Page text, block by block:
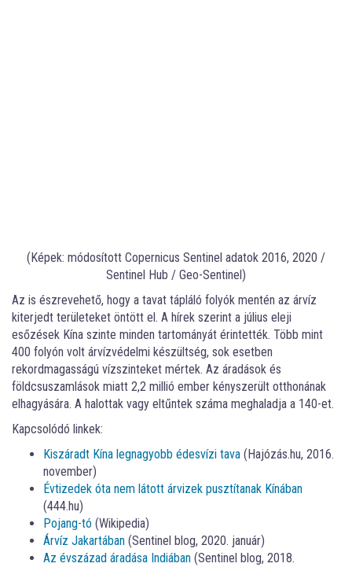
(Képek: módosított Copernicus Sentinel adatok 2016, 2020 /
Sentinel Hub / Geo-Sentinel)
Az is észrevehető, hogy a tavat tápláló folyók mentén az árvíz
kiterjedt területeket öntött el. A hírek szerint a július eleji
esőzések Kína szinte minden tartományát érintették. Több mint
400 folyón volt árvízvédelmi készültség, sok esetben
rekordmagasságú vízszinteket mértek. Az áradások és
földcsuszamlások miatt 2,2 millió ember kényszerült otthonának
elhagyására. A halottak vagy eltűntek száma meghaladja a 140-et.
Kapcsolódó linkek:
Kiszáradt Kína legnagyobb édesvízi tava (Hajózás.hu, 2016.
november)
Évtizedek óta nem látott árvizek pusztítanak Kínában
(444.hu)
Pojang-tó (Wikipedia)
Árvíz Jakartában (Sentinel blog, 2020. január)
Az évszázad áradása Indiában (Sentinel blog, 2018.